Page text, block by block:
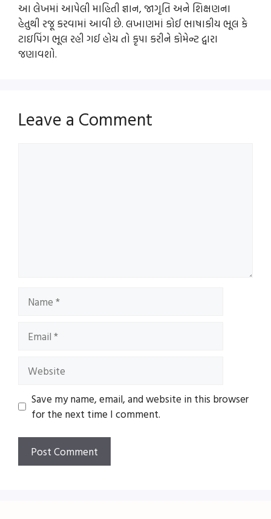
આ લેખમાં આપેલી માહિતી જ્ઞાન, જાગૃતિ અને શિક્ષણના
હેતુથી રજૂ કરવામાં આવી છે. લખાણમાં કોઈ ભાષાકીય ભૂલ કે
ટાઇપિંગ ભૂલ રહી ગઈ હોય તો કૃપા કરીને કોમેન્ટ દ્વારા
જણાવશો.
Leave a Comment
Name
Email
Website
Save my name, email, and website in this browser
for the next time I comment.